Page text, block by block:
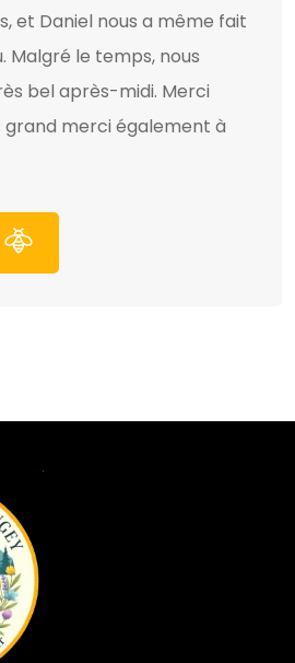
et Daniel nous a même fait
Malgré le temps, nous
bel après-midi. Merci
merci également à